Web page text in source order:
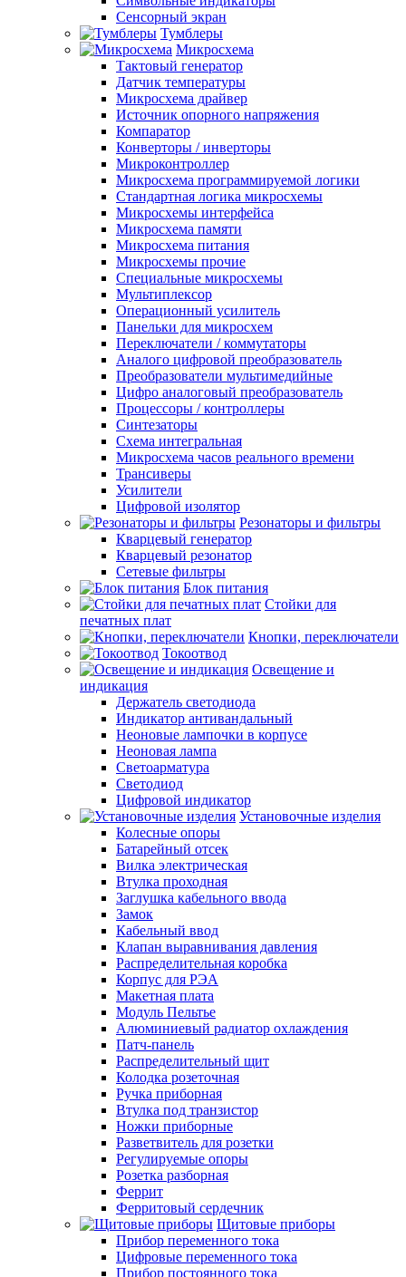
Сенсорный экран
Тумблеры
Микросхема
Тактовый генератор
Датчик температуры
Микросхема драйвер
Источник опорного напряжения
Компаратор
Конверторы / инверторы
Микроконтроллер
Микросхема программируемой логики
Стандартная логика микросхемы
Микросхемы интерфейса
Микросхема памяти
Микросхема питания
Микросхемы прочие
Специальные микросхемы
Мультиплексор
Операционный усилитель
Панельки для микросхем
Переключатели / коммутаторы
Аналого цифровой преобразователь
Преобразователи мультимедийные
Цифро аналоговый преобразователь
Процессоры / контроллеры
Синтезаторы
Схема интегральная
Микросхема часов реального времени
Трансиверы
Усилители
Цифровой изолятор
Резонаторы и фильтры
Кварцевый генератор
Кварцевый резонатор
Сетевые фильтры
Блок питания
Стойки для
печатных плат
Кнопки, переключатели
Токоотвод
Освещение и
индикация
Держатель светодиода
Индикатор антивандальный
Неоновые лампочки в корпусе
Неоновая лампа
Светоарматура
Светодиод
Цифровой индикатор
Установочные изделия
Колесные опоры
Батарейный отсек
Вилка электрическая
Втулка проходная
Заглушка кабельного ввода
Замок
Кабельный ввод
Клапан выравнивания давления
Распределительная коробка
Корпус для РЭА
Макетная плата
Модуль Пельтье
Алюминиевый радиатор охлаждения
Патч-панель
Распределительный щит
Колодка розеточная
Ручка приборная
Втулка под транзистор
Ножки приборные
Разветвитель для розетки
Регулируемые опоры
Розетка разборная
Феррит
Ферритовый сердечник
Щитовые приборы
Прибор переменного тока
Цифровые переменного тока
Прибор постоянного тока